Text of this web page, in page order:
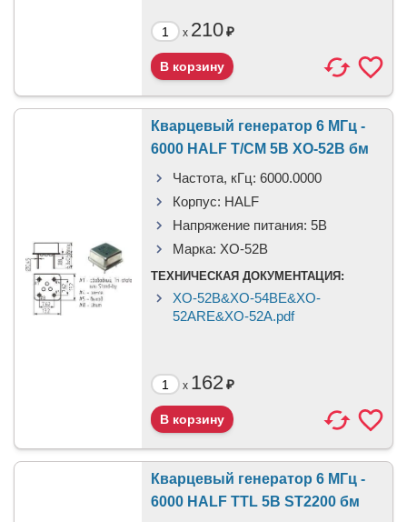
x 210₽
Кварцевый генератор 6 МГц -
6000 HALF T/CM 5В XO-52B бм
Частота, кГц: 6000.0000
Корпус: HALF
Напряжение питания: 5В
Марка: XO-52B
ТЕХНИЧЕСКАЯ ДОКУМЕНТАЦИЯ:
XO-52B&XO-54BE&XO-
52ARE&XO-52A.pdf
x 162₽
Кварцевый генератор 6 МГц -
6000 HALF TTL 5В ST2200 бм